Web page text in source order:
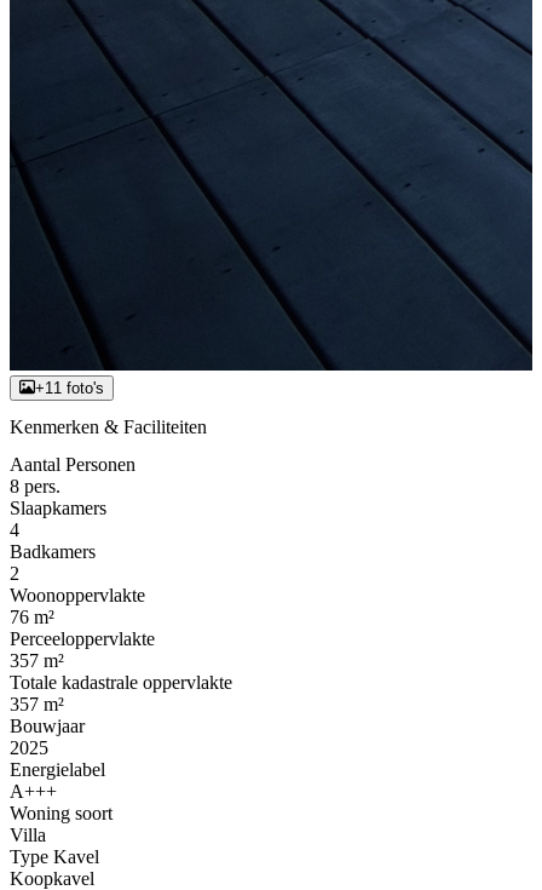
+11 foto's
Kenmerken & Faciliteiten
Aantal Personen
8 pers.
Slaapkamers
4
Badkamers
2
Woonoppervlakte
76 m²
Perceeloppervlakte
357 m²
Totale kadastrale oppervlakte
357 m²
Bouwjaar
2025
Energielabel
A+++
Woning soort
Villa
Type Kavel
Koopkavel